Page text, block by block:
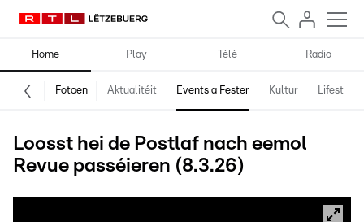
Home Play Télé Radio
Fotoen Aktualitéit Events a Fester Kultur Lifestyle
Loosst hei de Postlaf nach eemol
Revue passéieren (8.3.26)